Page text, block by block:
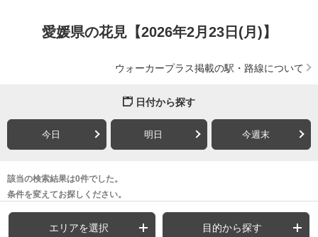
愛媛県の花見【2026年2月23日(月)】
ウォーカープラス掲載の駅・路線について
日付から探す
今日 明日 今週末
該当の検索結果は0件でした。
条件を変えてお探しください。
エリアを選択 目的から探す